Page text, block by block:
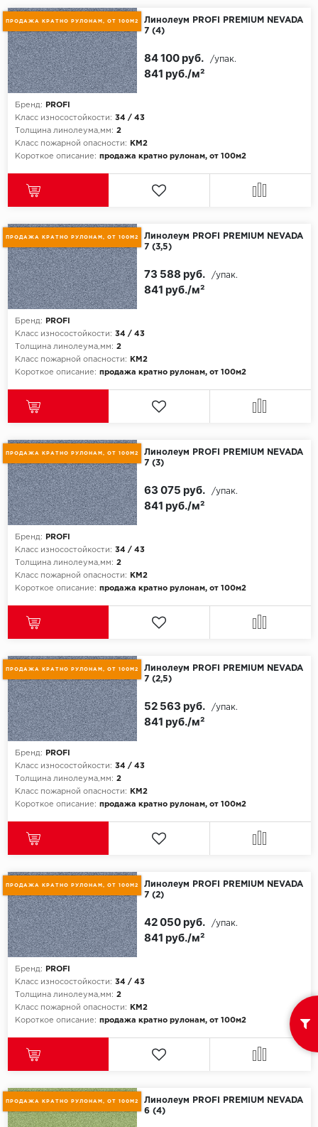
ПРОДАЖА КРАТНО РУЛОНАМ, ОТ 100М2
Линолеум PROFI PREMIUM NEVADA
7 (4)
Бренд:
PROFI
Класс износостойкости: 34 / 43
Толщина линолеума,мм: 2
Класс пожарной опасности:
КМ2
Короткое описание: продажа кратно рулонам, от 100м2
841 руб./м²
84 100 руб. /упак.
ПРОДАЖА КРАТНО РУЛОНАМ, ОТ 100М2
Линолеум PROFI PREMIUM NEVADA
7 (3,5)
Бренд:
PROFI
Класс износостойкости: 34 / 43
Толщина линолеума,мм: 2
Класс пожарной опасности:
КМ2
Короткое описание: продажа кратно рулонам, от 100м2
841 руб./м²
73 588 руб. /упак.
ПРОДАЖА КРАТНО РУЛОНАМ, ОТ 100М2
Линолеум PROFI PREMIUM NEVADA
7 (3)
Бренд:
PROFI
Класс износостойкости: 34 / 43
Толщина линолеума,мм: 2
Класс пожарной опасности:
КМ2
Короткое описание: продажа кратно рулонам, от 100м2
841 руб./м²
63 075 руб. /упак.
ПРОДАЖА КРАТНО РУЛОНАМ, ОТ 100М2
Линолеум PROFI PREMIUM NEVADA
7 (2,5)
Бренд:
PROFI
Класс износостойкости: 34 / 43
Толщина линолеума,мм: 2
Класс пожарной опасности:
КМ2
Короткое описание: продажа кратно рулонам, от 100м2
841 руб./м²
52 563 руб. /упак.
ПРОДАЖА КРАТНО РУЛОНАМ, ОТ 100М2
Линолеум PROFI PREMIUM NEVADA
7 (2)
Бренд:
PROFI
Класс износостойкости: 34 / 43
Толщина линолеума,мм: 2
Класс пожарной опасности:
КМ2
Короткое описание: продажа кратно рулонам, от 100м2
841 руб./м²
42 050 руб. /упак.
ПРОДАЖА КРАТНО РУЛОНАМ, ОТ 100М2
Линолеум PROFI PREMIUM NEVADA
6 (4)